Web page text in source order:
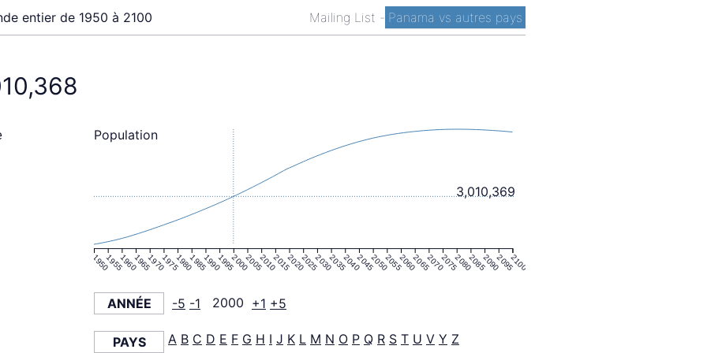
Mailing List - Panama vs autres pays
entier de 1950 à 2100
1950195519601965197019751980198519901995200020052010201520202025203020352040204520502055206020652070207520802085209020952100
3,010,369
Population
ANNÉE -5 -1 2000 +1 +5
PAYS A B C D E F G H I J K L M N O P Q R S T U V Y Z